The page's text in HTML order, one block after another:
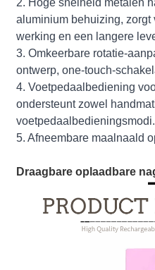
2. Hoge snelheid metalen
aluminium behuizing,
werking en een langere
3. Omkeerbare rotatie-
ontwerp, one-touch-
4. Voetpedaalbediening
ondersteunt zowel
voetpedaalbedieningsmodi.
5. Afneembare maalnaald
Draagbare oplaadbare